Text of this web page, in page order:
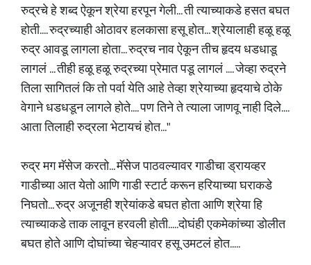
रुद्रचे हे शब्द ऐकून श्रेया हरपून गेली... ती त्याच्याकडे हसत बघत
होती.... रुद्रच्याही ओठावर हलकासा हसू होत... श्रेयालाही हळू हळू
रुद्र आवडू लागला होता... रुद्रच नाव ऐकून तीच हृदय धडधाडू
लागलं ... तीही हळू हळू रुद्रच्या प्रेमात पडू लागलं .... जेव्हा रुद्रने
तिला सागितलं कि तो पर्वा येति आहे तेव्हा श्रेयाच्या हृदयाचे ठोके
वेगाने धडधडून लागले होते.... पण तिने ते त्याला जाणवू नाही दिले....
आता तिलाही रुद्रला भेटायचं होत..."
रुद्र मग मॅसेज करतो... मॅसेज पाठवल्यावर गाडीचा ड्रायव्हर
गाडीच्या आत येतो आणि गाडी स्टार्ट करून हरियाच्या घराकडे
निघतो... रुद्र अजूनही श्रेयांकडे बघत होता आणि श्रेया हि
त्याच्याकडे ताक लावून हरवली होती.....दोघंही एकमेकांच्या डोलीत
बघत होते आणि दोघांच्या चेहऱ्यावर हसू उमटलं होत.....